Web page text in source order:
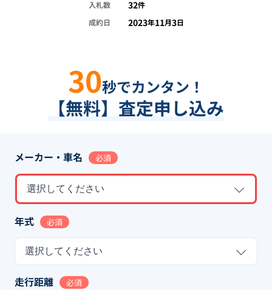
入札数 32件
成約日
2023年11月3日
30秒でカンタン！
【無料】査定申し込み
メーカー・車名 必須
選択してください
年式 必須
選択してください
走行距離 必須